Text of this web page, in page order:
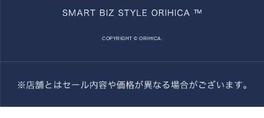
COPYRIGHT © ORIHICA.